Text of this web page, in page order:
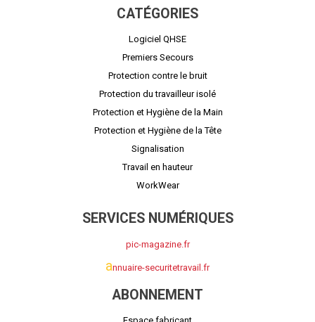
CATÉGORIES
Logiciel QHSE
Premiers Secours
Protection contre le bruit
Protection du travailleur isolé
Protection et Hygiène de la Main
Protection et Hygiène de la Tête
Signalisation
Travail en hauteur
WorkWear
SERVICES NUMÉRIQUES
pic-magazine.fr
annuaire-securitetravail.fr
ABONNEMENT